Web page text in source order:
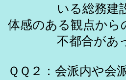
いる総務建設常
体感のある観点から
不都合があっ
ＱＱ２：会派内や会